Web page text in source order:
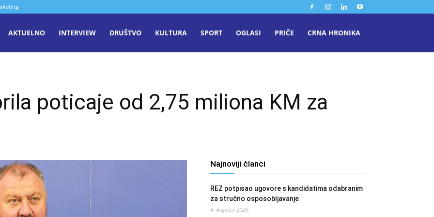
AKTUELNO INTERVIEW DRUŠTVO KULTURA SPORT OGLASI PRIČE CRNA HRONIKA
poticaje od 2,75 miliona KM za
Najnoviji članci
REZ potpisao ugovore s kandidatima odabranim
za stručno osposobljavanje
4. Augusta 2026.